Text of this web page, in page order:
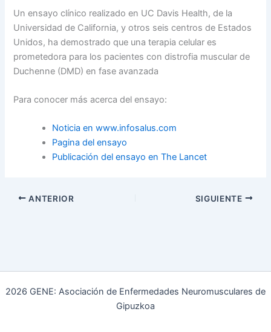
Un ensayo clínico realizado en UC Davis Health, de la
Universidad de California, y otros seis centros de Estados
Unidos, ha demostrado que una terapia celular es
prometedora para los pacientes con distrofia muscular de
Duchenne (DMD) en fase avanzada
Para conocer más acerca del ensayo:
Noticia en www.infosalus.com
Pagina del ensayo
Publicación del ensayo en The Lancet
ANTERIOR SIGUIENTE
2026 GENE: Asociación de Enfermedades Neuromusculares de
Gipuzkoa